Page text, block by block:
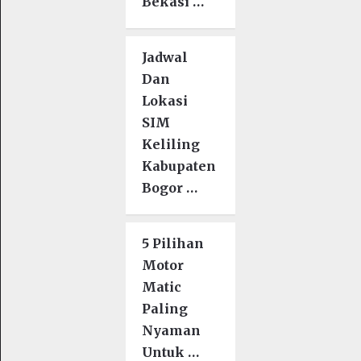
Jadwal
Dan
Lokasi
SIM
Keliling
Kabupaten
Bogor …
5 Pilihan
Motor
Matic
Paling
Nyaman
Untuk …